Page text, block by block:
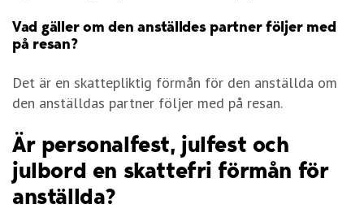
Vad gäller om den anställdes partner följer med
på resan?
Det är en skattepliktig förmån för den anställda om
den anställdas partner följer med på resan.
Är personalfest, julfest och
julbord en skattefri förmån för
anställda?